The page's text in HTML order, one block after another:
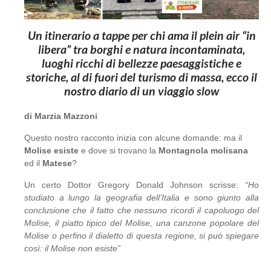
Un itinerario a tappe per chi ama il plein air “in
libera” tra borghi e natura incontaminata,
luoghi ricchi di bellezze paesaggistiche e
storiche, al di fuori del turismo di massa, ecco il
nostro diario di un viaggio slow
di Marzia Mazzoni
Questo nostro racconto inizia con alcune domande: ma il
Molise esiste e dove si trovano la Montagnola molisana
ed il Matese?
Un certo Dottor Gregory Donald Johnson scrisse: “Ho
studiato a lungo la geografia dell’Italia e sono giunto alla
conclusione che il fatto che nessuno ricordi il capoluogo del
Molise, il piatto tipico del Molise, una canzone popolare del
Molise o perfino il dialetto di questa regione, si può spiegare
così: il Molise non esiste”